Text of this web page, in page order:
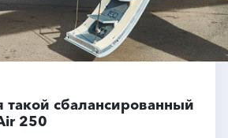
такой сбалансированный
250